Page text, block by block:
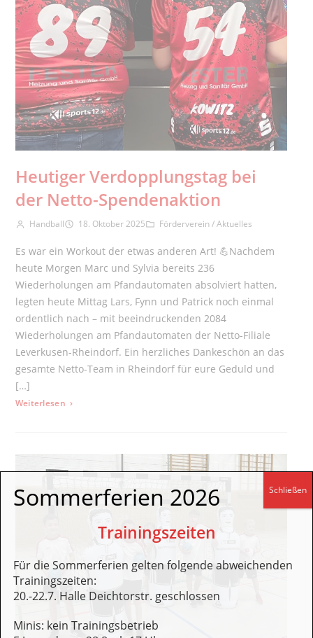
Heutiger Verdopplungstag bei
der Netto-Spendenaktion
Beitrags-Autor:
HandballBeitrag veröffentlicht:
18. Oktober 2025Beitrags-Kategorie:
Förderverein/Aktuelles
Es war ein Workout der etwas anderen Art! 💪Nachdem
heute Morgen Marc und Sylvia bereits 236
Wiederholungen am Pfandautomaten absolviert hatten,
legten heute Mittag Lars, Fynn und Patrick noch einmal
ordentlich nach – mit beeindruckenden 2084
Wiederholungen am Pfandautomaten der Netto-Filiale
Leverkusen-Rheindorf. Ein herzliches Dankeschön an das
gesamte Netto-Team in Rheindorf für eure Geduld und
[…]
Weiterlesen: Heutiger Verdopplungstag bei der Netto-Spendenaktion
Sommerferien 2026
Trainingszeiten
Für die Sommerferien gelten folgende abweichenden
Trainingszeiten:
20.-22.7. Halle Deichtorstr. geschlossen
Minis: kein Trainingsbetrieb
Schließen